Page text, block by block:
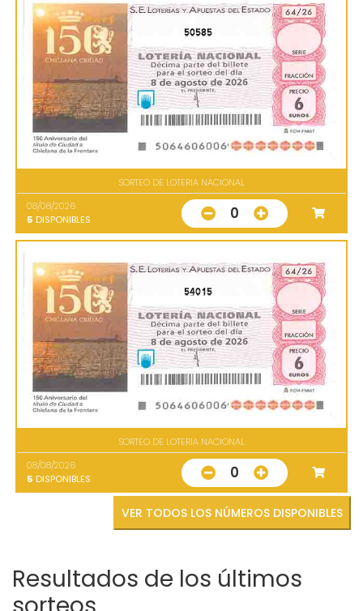
50585
SORTEO DE LOTERIA NACIONAL
08/08/2026
5 DISPONIBLES 0
54015
SORTEO DE LOTERIA NACIONAL
08/08/2026
5 DISPONIBLES 0
VER TODOS LOS NÚMEROS DISPONIBLES
Resultados de los últimos